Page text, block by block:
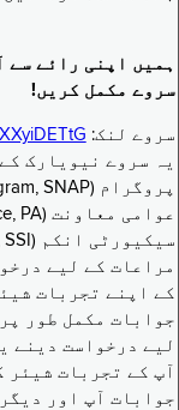
سروے مکمل کریں!
سروے لنک:
یہ سروے نیویارک
مراعات کے لیے
کے اپنے تجربات
جوابات مکمل طور
لیے درخواست دینے
آپ کے تجربات شیئر
جوابات آپ اور